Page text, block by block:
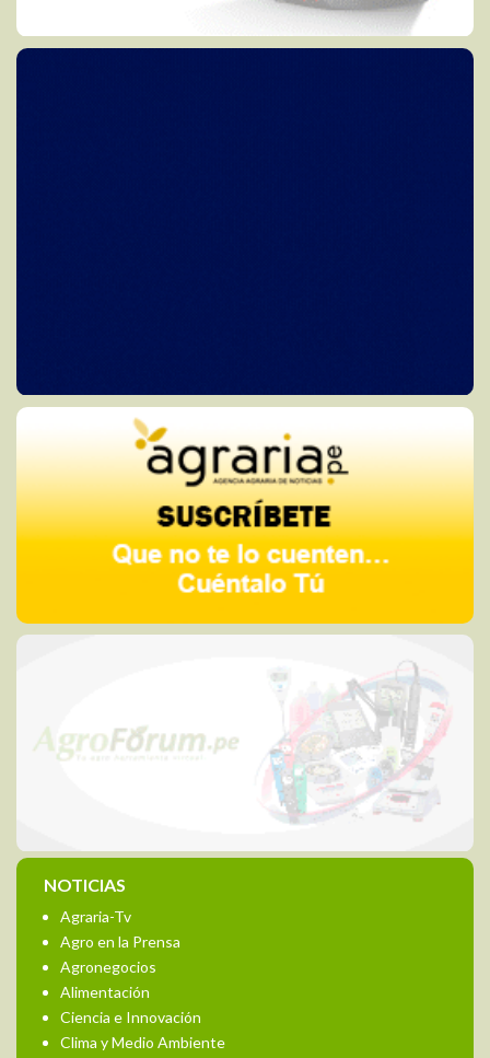
NOTICIAS
Agraria-Tv
Agro en la Prensa
Agronegocios
Alimentación
Ciencia e Innovación
Clima y Medio Ambiente